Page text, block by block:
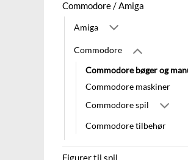
Commodore / Amiga
Amiga
Commodore
Commodore bøger og
Commodore maskiner
Commodore spil
Commodore tilbehør